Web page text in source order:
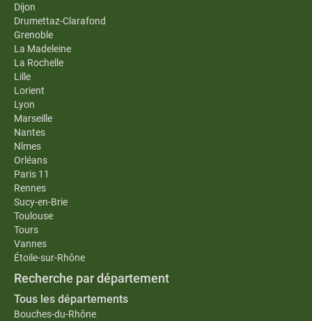
Dijon
Drumettaz-Clarafond
Grenoble
La Madeleine
La Rochelle
Lille
Lorient
Lyon
Marseille
Nantes
Nîmes
Orléans
Paris 11
Rennes
Sucy-en-Brie
Toulouse
Tours
Vannes
Étoile-sur-Rhône
Recherche par département
Tous les départements
Bouches-du-Rhône